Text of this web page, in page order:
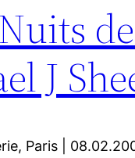
J
Paris |